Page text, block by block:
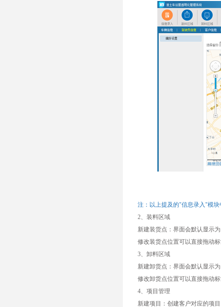
注：以上提及的"信息录入"模
2、装料区域
新建装货点：界面会默认显示
修改装货点位置可以直接拖动
3、卸料区域
新建卸货点：界面会默认显示
修改卸货点位置可以直接拖动
4、项目管理
新建项目：创建客户对应的项